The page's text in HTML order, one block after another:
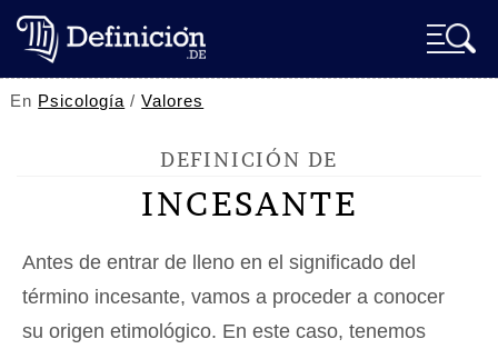
En Psicología /Valores
DEFINICIÓN DE
INCESANTE
Antes de entrar de lleno en el significado del
término incesante, vamos a proceder a conocer
su origen etimológico. En este caso, tenemos